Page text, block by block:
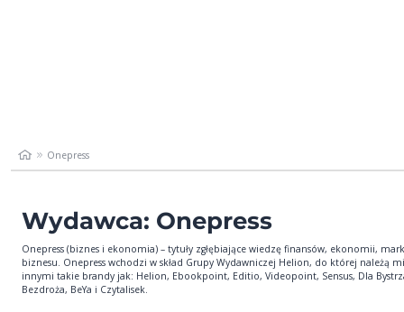
Onepress
Wydawca: Onepress
Onepress (biznes i ekonomia) – tytuły zgłębiające wiedzę finansów, ekonomii,
biznesu. Onepress wchodzi w skład Grupy Wydawniczej Helion, do której należą
innymi takie brandy jak: Helion, Ebookpoint, Editio, Videopoint, Sensus, Dla
Bezdroża, BeYa i Czytalisek.